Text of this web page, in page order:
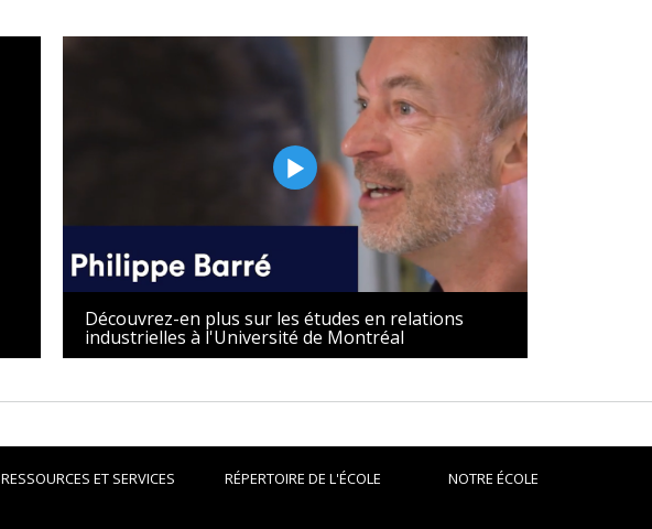
Découvrez-en plus sur les études en relations
industrielles à l'Université de Montréal
RESSOURCES ET SERVICES RÉPERTOIRE DE L'ÉCOLE NOTRE ÉCOLE